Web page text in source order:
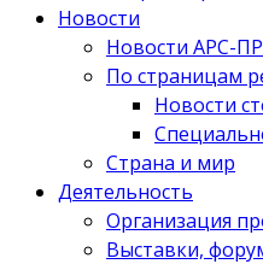
Новости
Новости АРС-
По страницам
Новости
Страна и мир
Деятельность
Организация
Выставки,